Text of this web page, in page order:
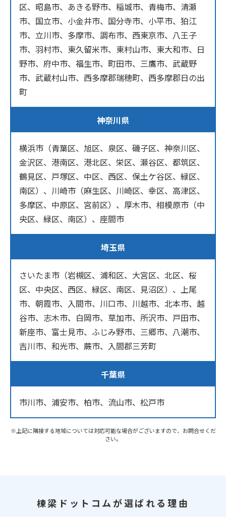
区、昭島市、あきる野市、稲城市、青梅市、清瀬
市、国立市、小金井市、国分寺市、小平市、狛江
市、立川市、多摩市、調布市、西東京市、八王子
市、羽村市、東久留米市、東村山市、東大和市、日
野市、府中市、福生市、町田市、三鷹市、武蔵野
市、武蔵村山市、西多摩郡瑞穂町、西多摩郡日の出
町
神奈川県
横浜市（青葉区、旭区、泉区、磯子区、神奈川区、
金沢区、港南区、港北区、栄区、瀬谷区、都筑区、
鶴見区、戸塚区、中区、西区、保土ケ谷区、緑区、
南区）、川崎市（麻生区、川崎区、幸区、高津区、
多摩区、中原区、宮前区）、厚木市、相模原市（中
央区、緑区、南区）、座間市
埼玉県
さいたま市（岩槻区、浦和区、大宮区、北区、桜
区、中央区、西区、緑区、南区、見沼区）、上尾
市、朝霞市、入間市、川口市、川越市、北本市、越
谷市、志木市、白岡市、草加市、所沢市、戸田市、
新座市、富士見市、ふじみ野市、三郷市、八潮市、
吉川市、和光市、蕨市、入間郡三芳町
千葉県
市川市、浦安市、柏市、流山市、松戸市
※上記に隣接する地域については対応可能な場合がございますので、お問合せくだ
さい。
棟梁ドットコムが選ばれる理由